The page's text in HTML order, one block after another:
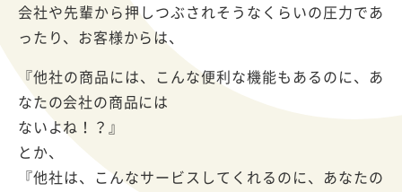
会社や先輩から押しつぶされそうなくらいの圧力であ
ったり、お客様からは、
『他社の商品には、こんな便利な機能もあるのに、あ
なたの会社の商品には
ないよね！？』
とか、
『他社は、こんなサービスしてくれるのに、あなたの